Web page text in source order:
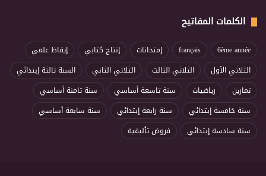
الكلمات المفاتيح
6ème année
français إمتحانات إنتاج كتابي
إيقاظ علمي
الثلاثي الأول
الثلاثي الثالث الثلاثي الثاني
السنة ثالثة إبتدائي
تمارين
رياضيات سنة تاسعة أساسي
سنة ثامنة أساسي
سنة خامسة إبتدائي
سنة رابعة إبتدائي
سنة سابعة أساسي
سنة سادسة إبتدائي
فروض تأليفية